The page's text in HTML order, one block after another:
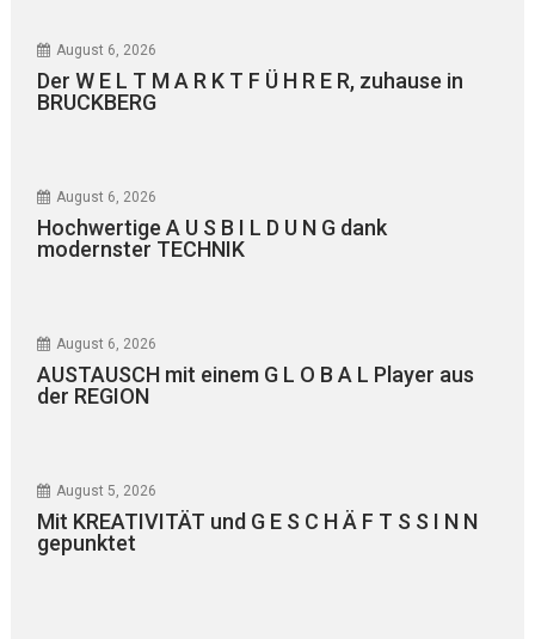
August 6, 2026
Der W E L T M A R K T F Ü H R E R, zuhause in
BRUCKBERG
August 6, 2026
Hochwertige A U S B I L D U N G dank
modernster TECHNIK
August 6, 2026
AUSTAUSCH mit einem G L O B A L Player aus
der REGION
August 5, 2026
Mit KREATIVITÄT und G E S C H Ä F T S S I N N
gepunktet